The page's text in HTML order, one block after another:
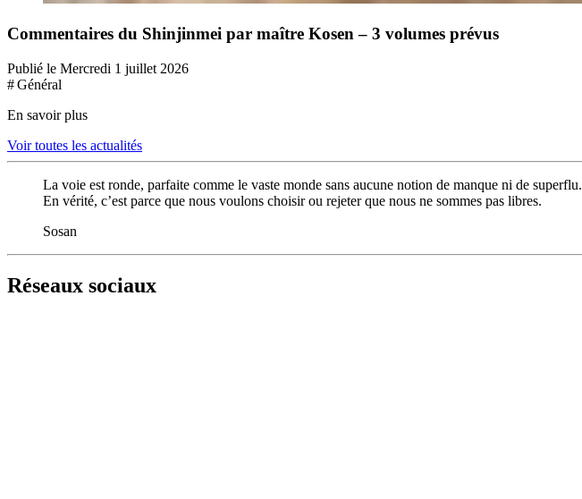
Commentaires du Shinjinmei par maître Kosen – 3 volumes prévus
Publié le Mercredi 1 juillet 2026
# Général
En savoir plus
Voir toutes les actualités
La voie est ronde, parfaite comme le vaste monde sans aucune notion de manque ni de superflu.
En vérité, c’est parce que nous voulons choisir ou rejeter que nous ne sommes pas libres.
Sosan
Réseaux sociaux